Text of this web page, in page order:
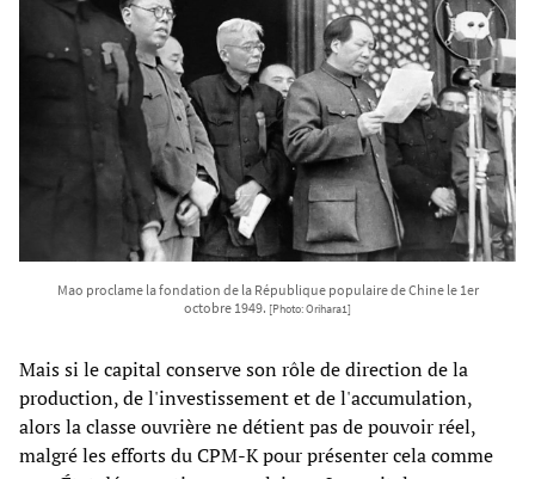
Mao proclame la fondation de la République populaire de Chine le 1er
octobre 1949. [Photo: Orihara1]
Mais si le capital conserve son rôle de direction de la
production, de l'investissement et de l'accumulation,
alors la classe ouvrière ne détient pas de pouvoir réel,
malgré les efforts du CPM-K pour présenter cela comme